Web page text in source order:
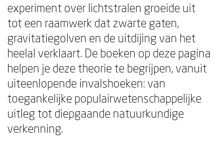
experiment over lichtstralen groeide uit
tot een raamwerk dat zwarte gaten,
gravitatiegolven en de uitdijing van het
heelal verklaart. De boeken op deze pagina
helpen je deze theorie te begrijpen, vanuit
uiteenlopende invalshoeken: van
toegankelijke populairwetenschappelijke
uitleg tot diepgaande natuurkundige
verkenning.